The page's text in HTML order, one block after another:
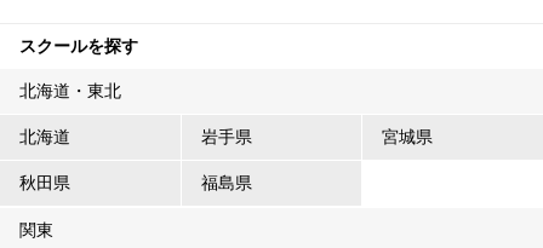
スクールを探す
北海道・東北
北海道 岩手県 宮城県
秋田県 福島県
関東